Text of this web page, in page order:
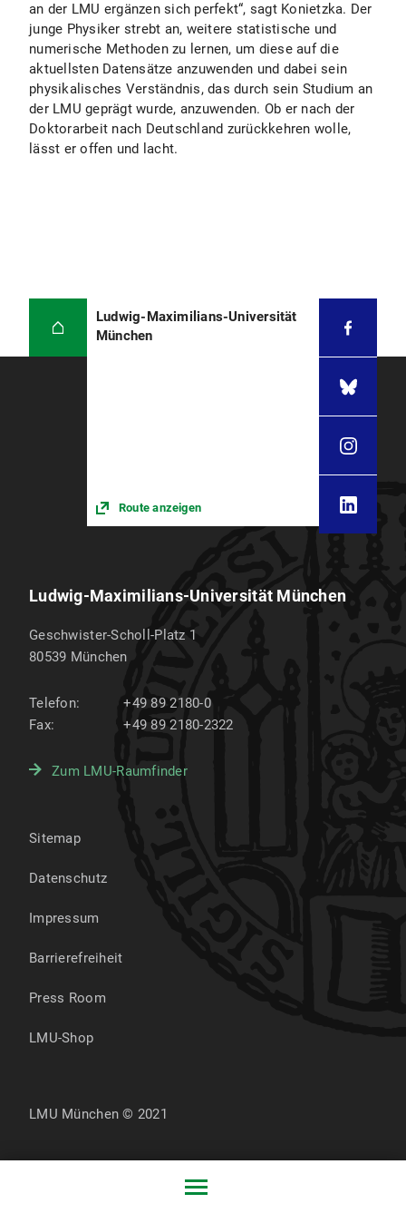
an der LMU ergänzen sich perfekt“, sagt Konietzka. Der
junge Physiker strebt an, weitere statistische und
numerische Methoden zu lernen, um diese auf die
aktuellsten Datensätze anzuwenden und dabei sein
physikalisches Verständnis, das durch sein Studium an
der LMU geprägt wurde, anzuwenden. Ob er nach der
Doktorarbeit nach Deutschland zurückkehren wolle,
lässt er offen und lacht.
Ludwig-Maximilians-Universität
München
Route anzeigen
Ludwig-Maximilians-Universität München
Geschwister-Scholl-Platz 1
80539 München
Telefon:
+49 89 2180-0
Fax:
+49 89 2180-2322
Zum LMU-Raumfinder
Sitemap
Datenschutz
Impressum
Barrierefreiheit
Press Room
LMU-Shop
LMU München © 2021